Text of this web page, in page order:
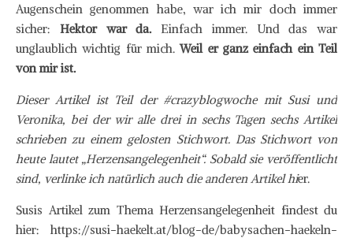
Augenschein genommen habe, war ich mir doch immer
sicher: Hektor war da. Einfach immer. Und das war
unglaublich wichtig für mich.Weil er ganz einfach ein Teil
von mir ist.
Dieser Artikel ist Teil der #crazyblogwoche mit Susi und
Veronika, bei der wir alle drei in sechs Tagen sechs Artikel
schrieben zu einem gelosten Stichwort. Das Stichwort von
heute lautet „Herzensangelegenheit“. Sobald sie veröffentlicht
sind, verlinke ich natürlich auch die anderen Artikel hier.
Susis Artikel zum Thema Herzensangelegenheit findest du
hier: https://susi-haekelt.at/blog-de/babysachen-haekeln-